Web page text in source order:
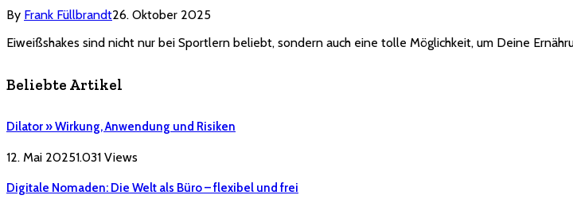
By Frank Füllbrandt26. Oktober 2025
Eiweißshakes sind nicht nur bei Sportlern beliebt, sondern auch eine tolle Möglichkeit, um Deine
Beliebte Artikel
Dilator » Wirkung, Anwendung und Risiken
12. Mai 20251.031 Views
Digitale Nomaden: Die Welt als Büro – flexibel und frei